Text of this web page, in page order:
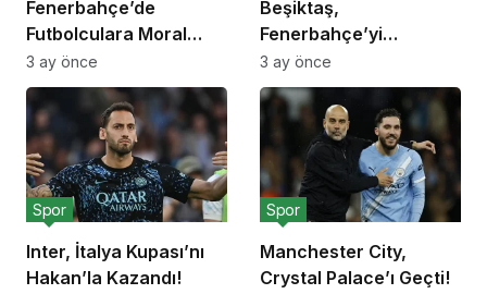
Fenerbahçe’de
Futbolculara Moral
Yemeği!
3 ay önce
Beşiktaş,
Fenerbahçe’yi
Deplasmanda Yendi!
3 ay önce
Inter, İtalya Kupası’nı
Hakan’la Kazandı!
Spor
Manchester City,
Crystal Palace’ı Geçti!
Spor